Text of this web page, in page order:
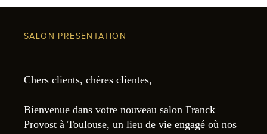
SALON PRESENTATION
Chers clients, chères clientes,
Bienvenue dans votre nouveau salon Franck
Provost à Toulouse, un lieu de vie engagé où nos